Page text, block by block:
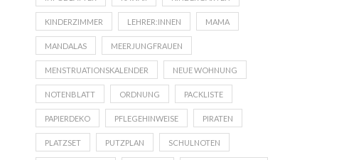
KINDERZIMMER LEHRER:INNEN MAMA
MANDALAS MEERJUNGFRAUEN
MENSTRUATIONSKALENDER NEUE WOHNUNG
NOTENBLATT ORDNUNG PACKLISTE
PAPIERDEKO PFLEGEHINWEISE PIRATEN
PLATZSET PUTZPLAN SCHULNOTEN